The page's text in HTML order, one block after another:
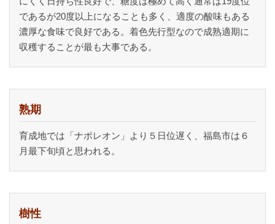
であるが20度以上になることも多く、適度の酸味もある
濃厚な食味で良好である。着色先行型なので成熟適期に
収穫することが最も大事である。
熟期
育成地では「ナポレオン」より５日位遅く、福島市は６
月最下旬頃と思われる。
樹性